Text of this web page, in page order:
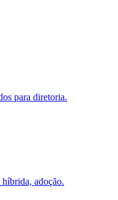
para diretoria.
adoção.